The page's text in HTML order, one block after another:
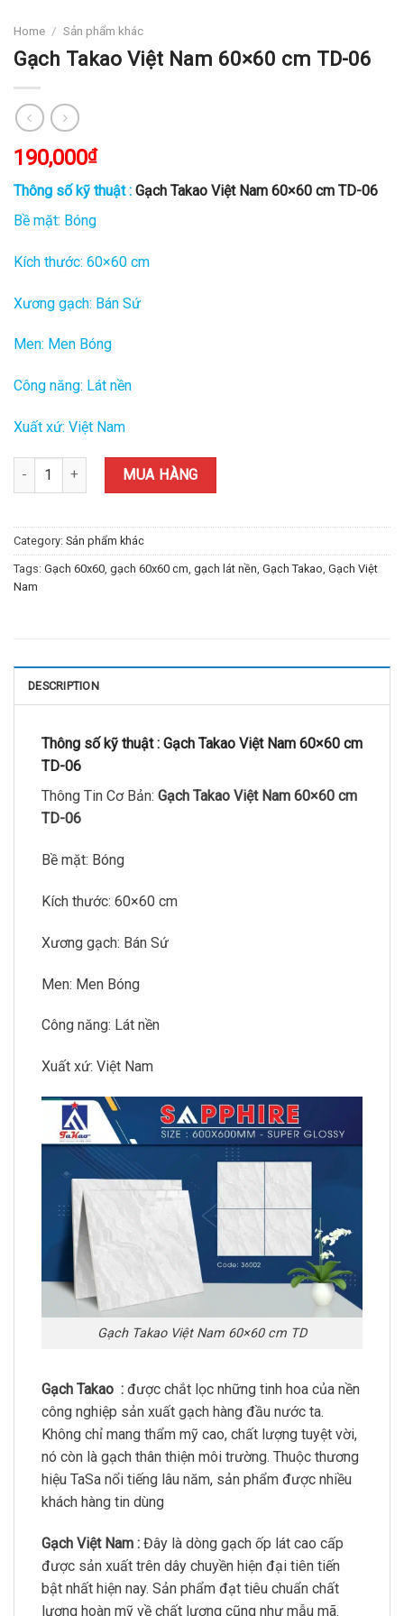
Home / Sản phẩm khác
Gạch Takao Việt Nam 60×60 cm TD-06
190,000₫
Thông số kỹ thuật : Gạch Takao Việt Nam 60×60 cm TD-06
Bề mặt: Bóng
Kích thước: 60×60 cm
Xương gạch: Bán Sứ
Men: Men Bóng
Công năng: Lát nền
Xuất xứ: Việt Nam
Gạch Takao Việt Nam 60x60 cm TD-06 quantity
MUA HÀNG
Category: Sản phẩm khác
Tags: Gạch 60x60 gạch 60x60 cm gạch lát nền Gạch Takao Gạch Việt
Nam
DESCRIPTION
Thông số kỹ thuật : Gạch Takao Việt Nam 60×60 cm
TD-06
Thông Tin Cơ Bản: Gạch Takao Việt Nam 60×60 cm
TD-06
Bề mặt: Bóng
Kích thước: 60×60 cm
Xương gạch: Bán Sứ
Men: Men Bóng
Công năng: Lát nền
Xuất xứ: Việt Nam
Gạch Takao Việt Nam 60×60 cm TD
Gạch Takao : được chắt lọc những tinh hoa của nền
công nghiệp sản xuất gạch hàng đầu nước ta.
Không chỉ mang thẩm mỹ cao, chất lượng tuyệt vời,
nó còn là gạch thân thiện môi trường. Thuộc thương
hiệu TaSa nổi tiếng lâu năm, sản phẩm được nhiều
khách hàng tin dùng
Gạch Việt Nam : Đây là dòng gạch ốp lát cao cấp
được sản xuất trên dây chuyền hiện đại tiên tiến
bật nhất hiện nay. Sản phẩm đạt tiêu chuẩn chất
lượng hoàn mỹ về chất lượng cũng như mẫu mã.